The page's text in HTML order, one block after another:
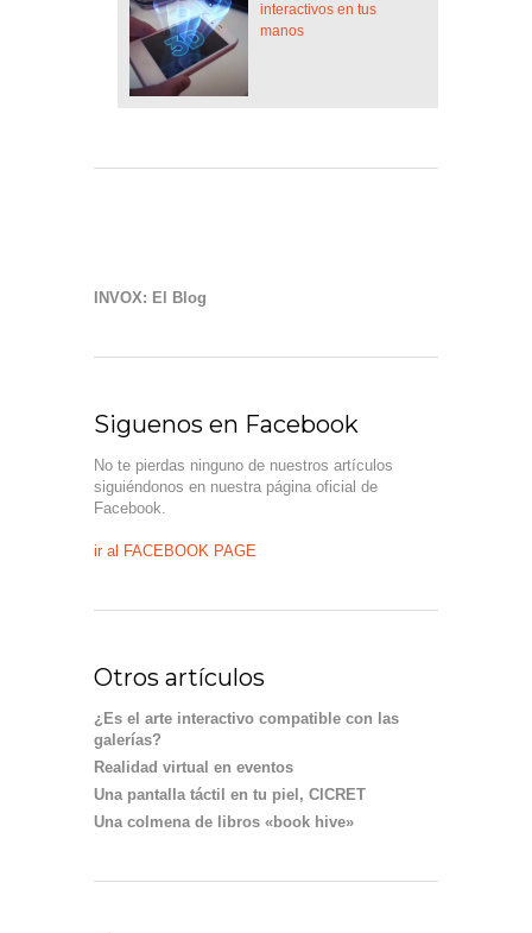
interactivos en tus
manos
INVOX: El Blog
Siguenos en Facebook
No te pierdas ninguno de nuestros artículos
siguiéndonos en nuestra página oficial de
Facebook.
ir al FACEBOOK PAGE
Otros artículos
¿Es el arte interactivo compatible con las
galerías?
Realidad virtual en eventos
Una pantalla táctil en tu piel, CICRET
Una colmena de libros «book hive»